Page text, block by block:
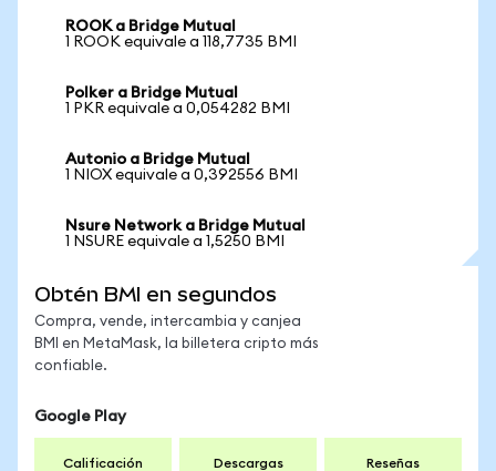
ROOK a Bridge Mutual
1 ROOK equivale a 118,7735 BMI
Polker a Bridge Mutual
1 PKR equivale a 0,054282 BMI
Autonio a Bridge Mutual
1 NIOX equivale a 0,392556 BMI
Nsure Network a Bridge Mutual
1 NSURE equivale a 1,5250 BMI
Obtén BMI en segundos
Compra, vende, intercambia y canjea
BMI en MetaMask, la billetera cripto más
confiable.
Google Play
Calificación Descargas Reseñas